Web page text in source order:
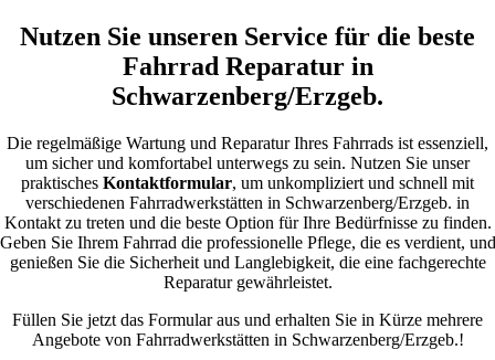
Nutzen Sie unseren Service für die beste
Fahrrad Reparatur in
Schwarzenberg/Erzgeb.
Die regelmäßige Wartung und Reparatur Ihres Fahrrads ist essenziell,
um sicher und komfortabel unterwegs zu sein. Nutzen Sie unser
praktisches Kontaktformular, um unkompliziert und schnell mit
verschiedenen Fahrradwerkstätten in Schwarzenberg/Erzgeb. in
Kontakt zu treten und die beste Option für Ihre Bedürfnisse zu finden.
Geben Sie Ihrem Fahrrad die professionelle Pflege, die es verdient, und
genießen Sie die Sicherheit und Langlebigkeit, die eine fachgerechte
Reparatur gewährleistet.
Füllen Sie jetzt das Formular aus und erhalten Sie in Kürze mehrere
Angebote von Fahrradwerkstätten in Schwarzenberg/Erzgeb.!